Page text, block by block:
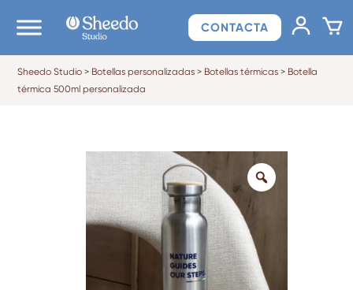
CONTACTA
Sheedo Studio > Botellas personalizadas > Botellas térmicas > Botella
térmica 500ml personalizada